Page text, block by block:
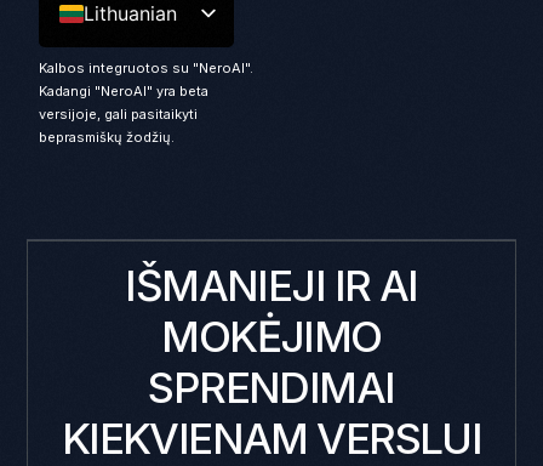
Lithuanian
Kalbos integruotos su "NeroAI".
Kadangi "NeroAI" yra beta
versijoje, gali pasitaikyti
beprasmiškų žodžių.
IŠMANIEJI IR AI
MOKĖJIMO
SPRENDIMAI
KIEKVIENAM VERSLUI